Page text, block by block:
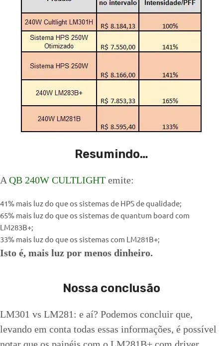
Resumindo…
A QB 240W CULTLIGHT emite:
41% mais luz do que os sistemas de HPS de qualidade;
65% mais luz do que os sistemas de quantum board com
LM283B+;
33% mais luz do que os sistemas com LM281B+;
Isto é, mais luz por menos dinheiro.
Nossa conclusão
LM301 vs LM281: e aí? Podemos concluir que,
levando em conta todas essas informações, é possível